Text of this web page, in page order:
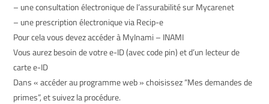
– une consultation électronique de l’assurabilité sur Mycarenet
– une prescription électronique via Recip-e
Pour cela vous devez accéder à MyInami – INAMI
Vous aurez besoin de votre e-ID (avec code pin) et d’un lecteur de
carte e-ID
Dans « accéder au programme web » choisissez “Mes demandes de
primes”, et suivez la procédure.